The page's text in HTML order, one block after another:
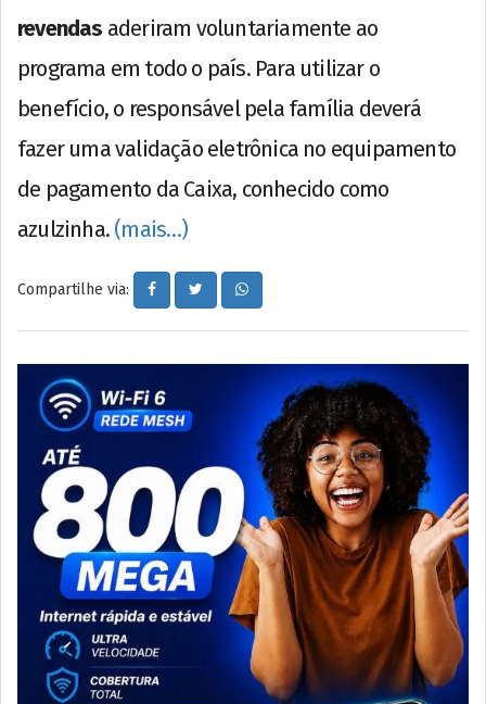
revendas aderiram voluntariamente ao
programa em todo o país. Para utilizar o
benefício, o responsável pela família deverá
fazer uma validação eletrônica no equipamento
de pagamento da Caixa, conhecido como
azulzinha. (mais…)
Compartilhe via: